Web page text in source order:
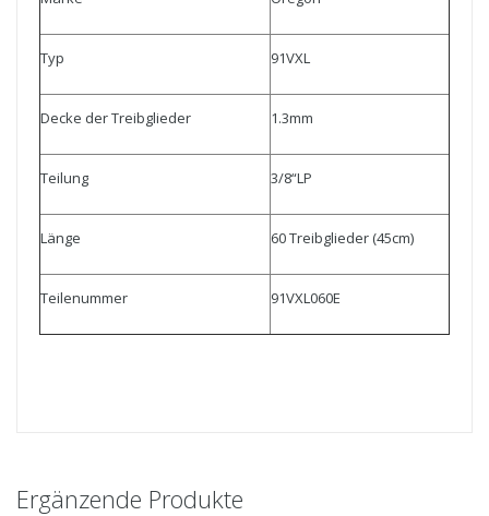
Typ 91VXL
Decke der Treibglieder 1.3mm
Teilung 3/8“LP
Länge 60 Treibglieder (45cm)
Teilenummer 91VXL060E
Ergänzende Produkte